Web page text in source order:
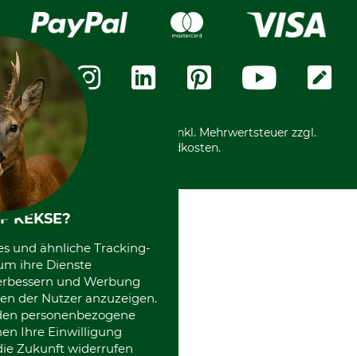
Widerrufsformular
Datenschutz
Zahlungsarten
Rechnung
Vorkasse
Karriere
Über uns
Messetermine
Community
International
*Alle Preise in Euro und inkl. Mehrwertsteuer zzgl.
Versandkosten.
KEKSE?
und ähnliche Tracking-
ihre Dienste
und Werbung
der Nutzer anzuzeigen.
personenbezogene
Ihre Einwilligung
Zukunft widerrufen